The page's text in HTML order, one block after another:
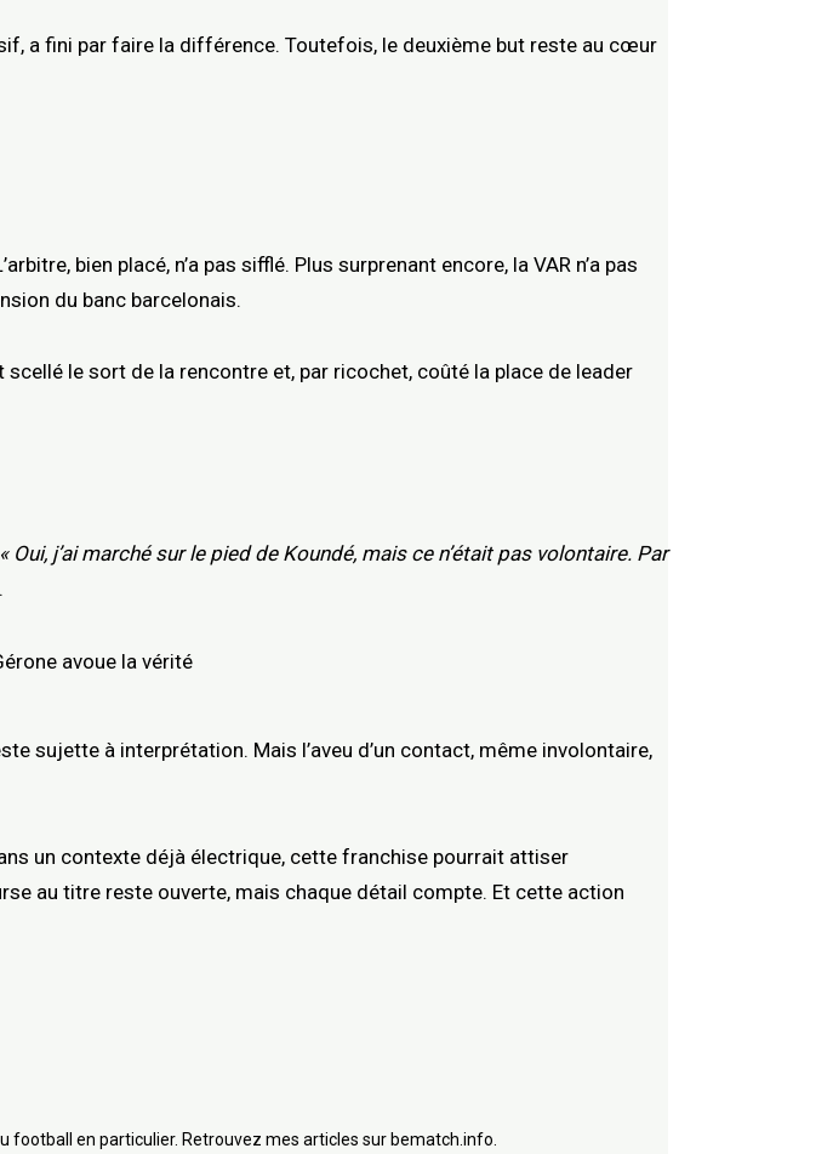
a fini par faire la différence. Toutefois, le deuxième but reste au cœur
bien placé, n’a pas sifflé. Plus surprenant encore, la VAR n’a pas
du banc barcelonais.
le sort de la rencontre et, par ricochet, coûté la place de leader
« Oui, j’ai marché sur le pied de Koundé, mais ce n’était pas volontaire. Par
sujette à interprétation. Mais l’aveu d’un contact, même involontaire,
un contexte déjà électrique, cette franchise pourrait attiser
au titre reste ouverte, mais chaque détail compte. Et cette action
football en particulier. Retrouvez mes articles sur bematch.info.